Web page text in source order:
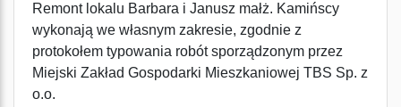
Remont lokalu Barbara i Janusz małż. Kamińscy
wykonają we własnym zakresie, zgodnie z
protokołem typowania robót sporządzonym przez
Miejski Zakład Gospodarki Mieszkaniowej TBS Sp. z
o.o.